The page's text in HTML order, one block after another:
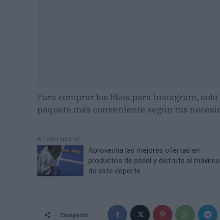
Para comprar los likes para Instagram,
paquete más conveniente según tus
Artículo anterior
Aprovecha las mejores ofertas en
productos de pádel y disfruta al máximo
de este deporte
Compartir